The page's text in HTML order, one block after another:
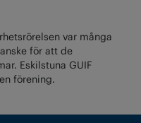
var många
för att de
Eskilstuna GUIF
förening.